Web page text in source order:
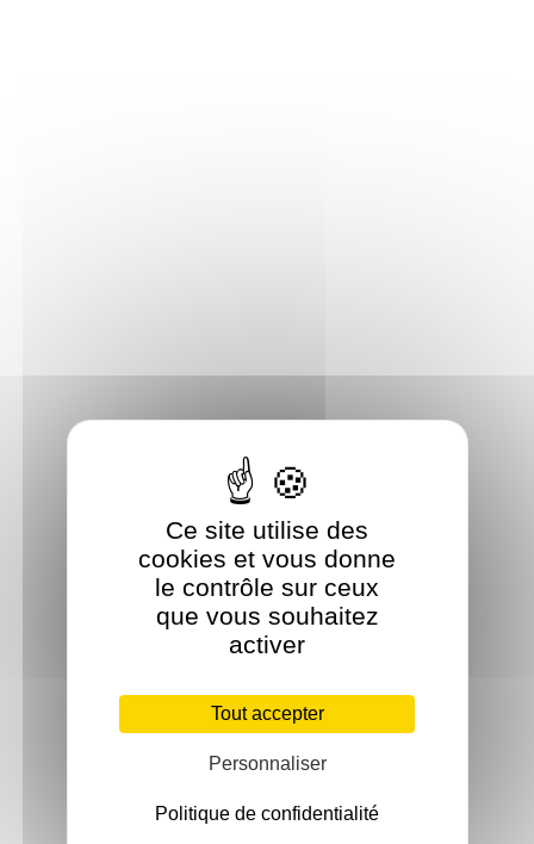
Ce site utilise des
cookies et vous donne
le contrôle sur ceux
que vous souhaitez
activer
Tout accepter
Personnaliser
Politique de confidentialité